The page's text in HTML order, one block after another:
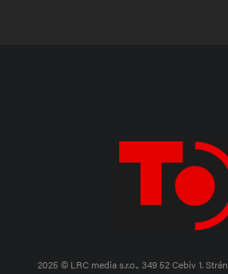
2025 © LRC media s.r.o., 349 52 Cebiv 1.